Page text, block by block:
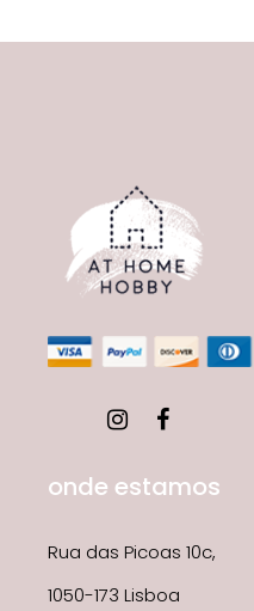
onde estamos
Rua das Picoas 10c,
1050-173 Lisboa